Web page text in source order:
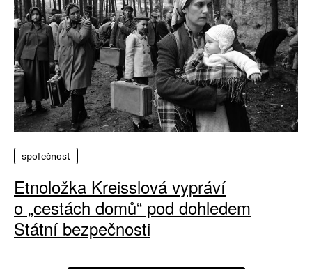
společnost
Etnoložka Kreisslová vypráví
o „cestách domů“ pod dohledem
Státní bezpečnosti